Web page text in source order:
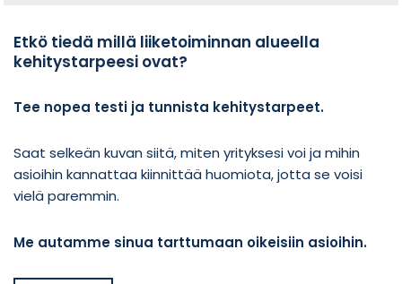
Etkö tiedä millä liiketoiminnan alueella
kehitystarpeesi ovat?
Tee nopea testi ja tunnista kehitystarpeet.
Saat selkeän kuvan siitä, miten yrityksesi voi ja mihin
asioihin kannattaa kiinnittää huomiota, jotta se voisi
vielä paremmin.
Me autamme sinua tarttumaan oikeisiin asioihin.